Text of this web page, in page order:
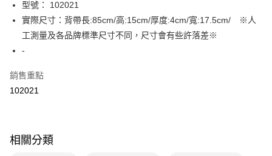
３．安心：先確認商品／服務後，再付款。
【「AFTEE先享後付」結帳流程】
１．於結帳方式選擇「AFTEE先享後付」後，將跳轉至「AFTEE先享後付」
結帳頁面，進行簡訊認證並確認金額後，即可完成結帳。
３．收到繳費通知簡訊後14天內，點擊此簡訊中的連結，可透過四大超商／
※ 請注意：結帳手續完成當下不需立刻繳費，但若您需要取消訂單，請聯絡
是否繳費成功／繳費後需取消欲退款等相關疑問，請聯繫「AFTEE先享後付
免運費
宅配
型號： 102021
實際尺寸：背帶長:85cm/高:15cm/厚度:4cm/寬:17.5cm/ ※人
工測量及各品牌標準尺寸不同，尺寸會有些許落差※
-
銷售重點
102021
相關分類